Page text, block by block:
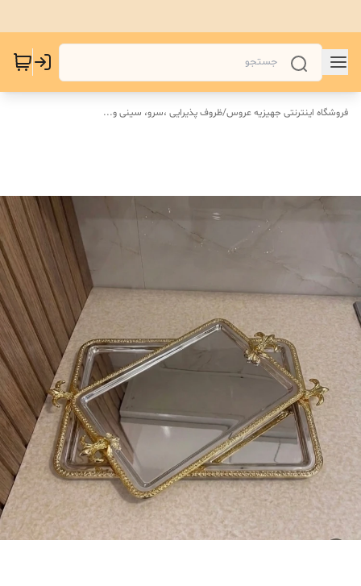
فروشگاه اینترنتی جهیزیه عروس/ظروف پذیرایی ،سرو، سینی و‌...